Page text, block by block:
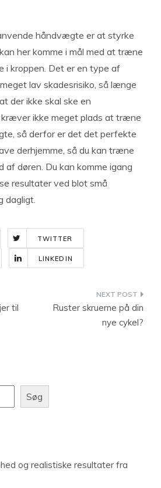
håndvægte er at styrke
her komme i mål med at træne
i kroppen. Det er en type af
lav skadesrisiko, så længe
der ikke skal ske en
ikke meget plads at træne
så derfor er det det perfekte
derhjemme, så du kan træne
af døren. Du kan komme igang
resultater ved blot små
dagligt.
TWITTER
LINKEDIN
til
Ruster skruerne på din
nye cykel?
Søg
og realistiske resultater fra